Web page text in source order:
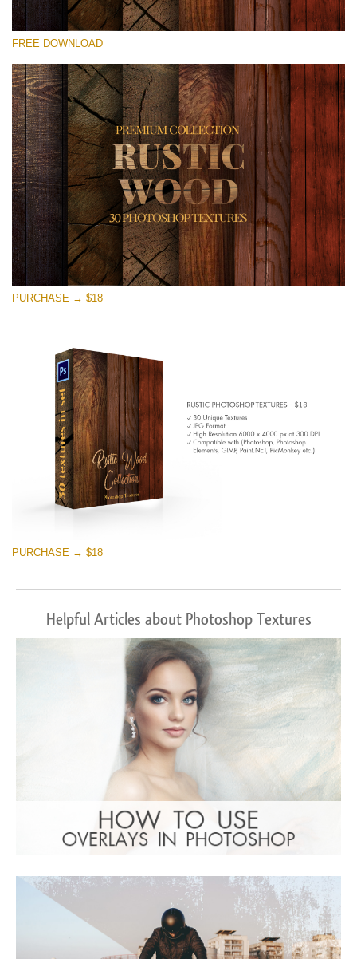
Por favor seleccione
Small 800*533px
Rustic Wood
(30 Textures)
Large 6000*4000px
Entire Collection
(1783 Overlays)
Large 6000*4000px
Descarga gratis
FREE DOWNLOAD
PURCHASE → $18
PURCHASE → $18
Helpful Articles about Photoshop Textures